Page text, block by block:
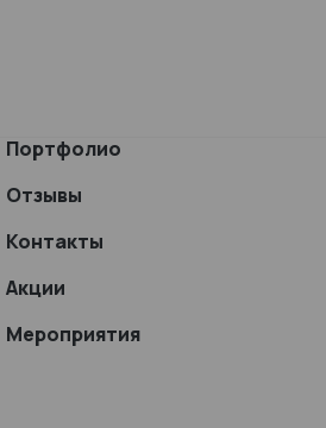
Портфолио
Отзывы
Контакты
Акции
Мероприятия